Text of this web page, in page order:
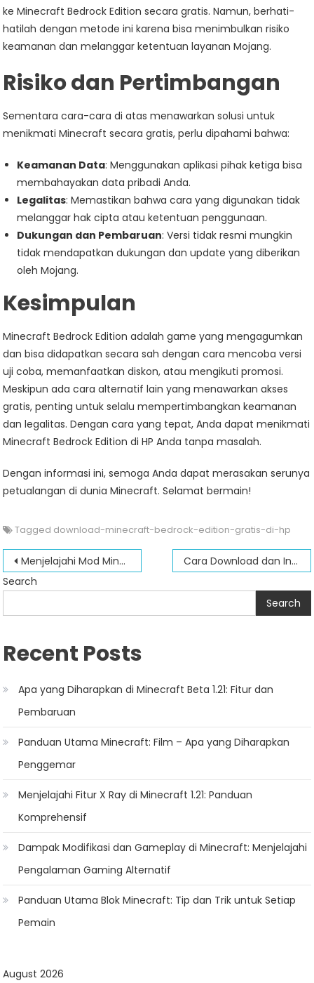
ke Minecraft Bedrock Edition secara gratis. Namun, berhati-
hatilah dengan metode ini karena bisa menimbulkan risiko
keamanan dan melanggar ketentuan layanan Mojang.
Risiko dan Pertimbangan
Sementara cara-cara di atas menawarkan solusi untuk
menikmati Minecraft secara gratis, perlu dipahami bahwa:
Keamanan Data: Menggunakan aplikasi pihak ketiga bisa
membahayakan data pribadi Anda.
Legalitas: Memastikan bahwa cara yang digunakan tidak
melanggar hak cipta atau ketentuan penggunaan.
Dukungan dan Pembaruan: Versi tidak resmi mungkin
tidak mendapatkan dukungan dan update yang diberikan
oleh Mojang.
Kesimpulan
Minecraft Bedrock Edition adalah game yang mengagumkan
dan bisa didapatkan secara sah dengan cara mencoba versi
uji coba, memanfaatkan diskon, atau mengikuti promosi.
Meskipun ada cara alternatif lain yang menawarkan akses
gratis, penting untuk selalu mempertimbangkan keamanan
dan legalitas. Dengan cara yang tepat, Anda dapat menikmati
Minecraft Bedrock Edition di HP Anda tanpa masalah.
Dengan informasi ini, semoga Anda dapat merasakan serunya
petualangan di dunia Minecraft. Selamat bermain!
Tagged download-minecraft-bedrock-edition-gratis-di-hp
Post
navigation
Menjelajahi Mod Minecraft Terbaik untuk Android
Cara Download dan Install Minecraft Launcher dengan Mudah
Search
Search
Recent Posts
Apa yang Diharapkan di Minecraft Beta 1.21: Fitur dan
Pembaruan
Panduan Utama Minecraft: Film – Apa yang Diharapkan
Penggemar
Menjelajahi Fitur X Ray di Minecraft 1.21: Panduan
Komprehensif
Dampak Modifikasi dan Gameplay di Minecraft: Menjelajahi
Pengalaman Gaming Alternatif
Panduan Utama Blok Minecraft: Tip dan Trik untuk Setiap
Pemain
August 2026